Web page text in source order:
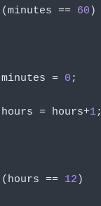
(minutes == 60 )
        minutes
= 0 ;
        hours
= hours+1;
( hours == 12 )